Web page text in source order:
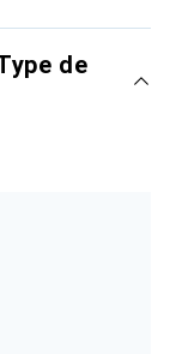
de